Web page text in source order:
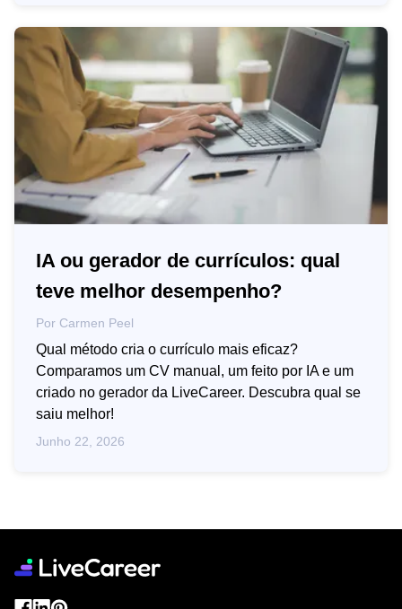
IA ou gerador de currículos: qual
teve melhor desempenho?
Por Carmen Peel
Qual método cria o currículo mais eficaz?
Comparamos um CV manual, um feito por IA e um
criado no gerador da LiveCareer. Descubra qual se
saiu melhor!
Junho 22, 2026